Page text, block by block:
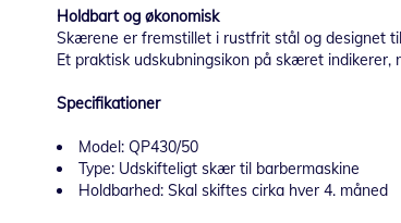
Holdbart og økonomisk
Skærene er fremstillet i rustfrit stål og designet
Et praktisk udskubningsikon på skæret
Specifikationer
Model: QP430/50
Type: Udskifteligt skær til barbermaskine
Holdbarhed: Skal skiftes cirka hver 4. måned